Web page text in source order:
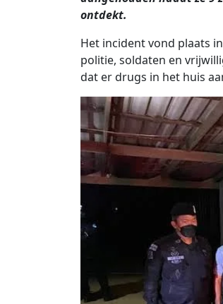
ontdekt.
Het incident vond plaats
politie, soldaten en
dat er drugs in het huis